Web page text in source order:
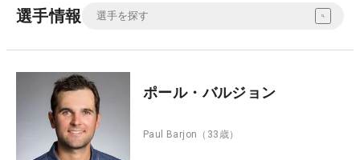
選手情報
ポール・バルジョン
Paul Barjon （33歳）